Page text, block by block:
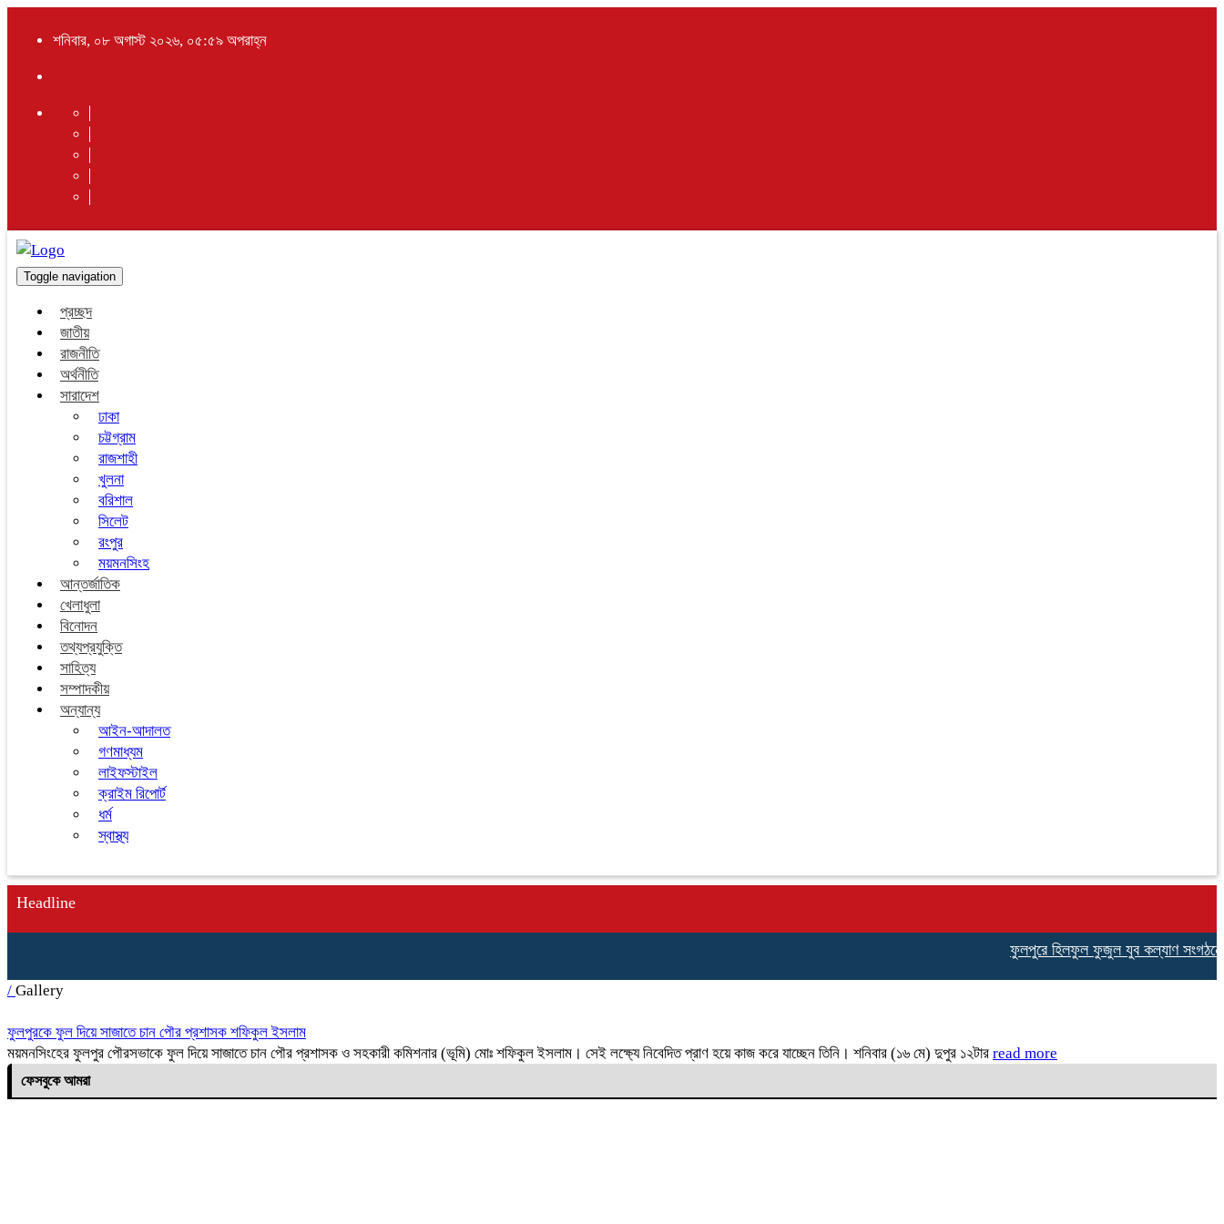
শনিবার, ০৮ অগাস্ট ২০২৬, ০৫:৫৯ অপরাহ্ন
Toggle navigation
প্রচ্ছদ
জাতীয়
রাজনীতি
অর্থনীতি
সারাদেশ
ঢাকা
চট্টগ্রাম
রাজশাহী
খুলনা
বরিশাল
সিলেট
রংপুর
ময়মনসিংহ
আন্তর্জাতিক
খেলাধুলা
বিনোদন
তথ্যপ্রযুক্তি
সাহিত্য
সম্পাদকীয়
অন্যান্য
আইন-আদালত
গণমাধ্যম
লাইফস্টাইল
ক্রাইম রিপোর্ট
ধর্ম
স্বাস্থ্য
Headline
ফুলপুরে হিলফুল ফুজুল যুব কল্যাণ সংগঠনের
/ Gallery
ফুলপুরকে ফুল দিয়ে সাজাতে চান পৌর প্রশাসক শফিকুল ইসলাম
ময়মনসিংহের ফুলপুর পৌরসভাকে ফুল দিয়ে সাজাতে চান পৌর প্রশাসক ও সহকারী কমিশনার (ভূমি) মোঃ শফিকুল ইসলাম। সেই লক্ষ্যে নিবেদিত প্রাণ হয়ে কাজ করে যাচ্ছেন তিনি। শনিবার (১৬ মে) দুপুর ১২টার read more
ফেসবুকে আমরা